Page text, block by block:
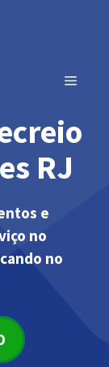
MENU
RJ
e
no
no